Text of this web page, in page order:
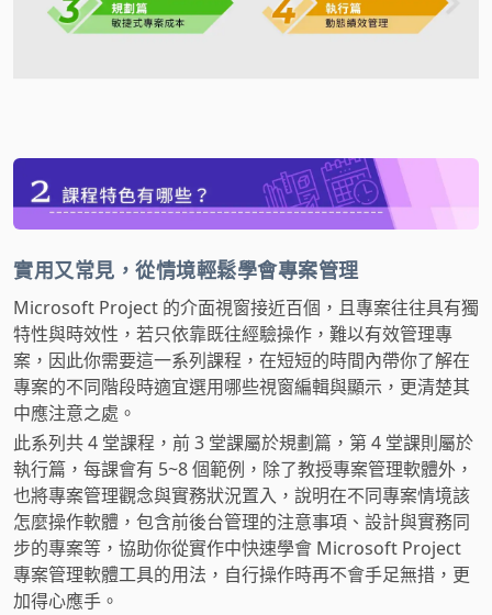
實用又常見，從情境輕鬆學會專案管理
Microsoft Project 的介面視窗接近百個，且專案往往具有獨
特性與時效性，若只依靠既往經驗操作，難以有效管理專
案，因此你需要這一系列課程，在短短的時間內帶你了解在
專案的不同階段時適宜選用哪些視窗編輯與顯示，更清楚其
中應注意之處。
此系列共 4 堂課程，前 3 堂課屬於規劃篇，第 4 堂課則屬於
執行篇，每課會有 5~8 個範例，除了教授專案管理軟體外，
也將專案管理觀念與實務狀況置入，說明在不同專案情境該
怎麼操作軟體，包含前後台管理的注意事項、設計與實務同
步的專案等，協助你從實作中快速學會 Microsoft Project
專案管理軟體工具的用法，自行操作時再不會手足無措，更
加得心應手。